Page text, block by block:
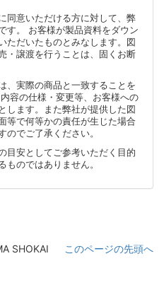
同意いただける方に対して、弊
す。 お客様が製品資料をダウン
ただいたものとみなします。図
・譲渡を行うことは、固くお断
、実際の商品と一致することを
容の仕様・変更等、お客様への
します。また弊社が提供した図
等で何等かの責任が生じた場合
のでご了承ください。
目安としてご参考いただく目的
ものではありません。
このページの先頭へ
SHOKAI